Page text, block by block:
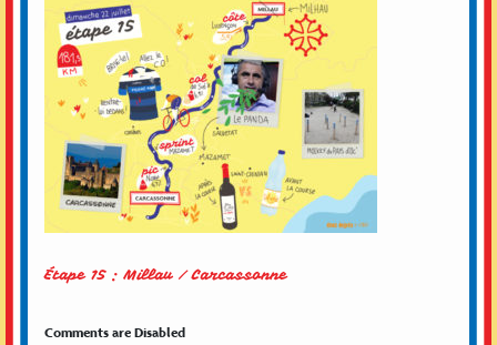
Étape 15 : Millau / Carcassonne
Comments are Disabled